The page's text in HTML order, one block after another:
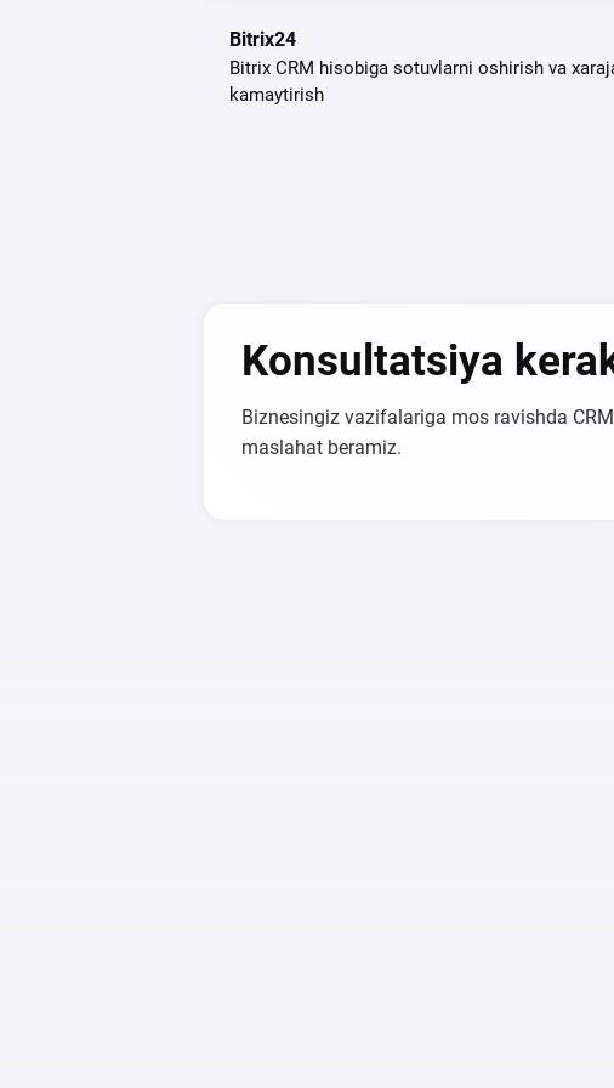
Bitrix24
Bitrix CRM hisobiga sotuvlarni oshirish va
kamaytirish
Konsultatsiya
Biznesingiz vazifalariga mos ravishda
maslahat beramiz.